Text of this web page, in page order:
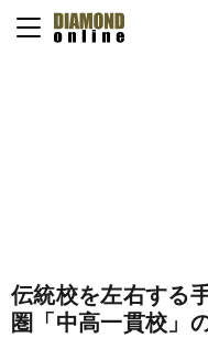
伝統校を左右する
圏「中高一貫校」